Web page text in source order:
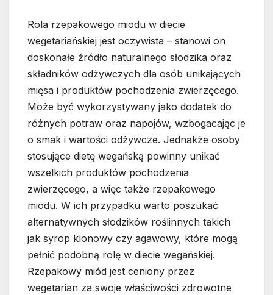
Rola rzepakowego miodu w diecie
wegetariańskiej jest oczywista – stanowi on
doskonałe źródło naturalnego słodzika oraz
składników odżywczych dla osób unikających
mięsa i produktów pochodzenia zwierzęcego.
Może być wykorzystywany jako dodatek do
różnych potraw oraz napojów, wzbogacając je
o smak i wartości odżywcze. Jednakże osoby
stosujące dietę wegańską powinny unikać
wszelkich produktów pochodzenia
zwierzęcego, a więc także rzepakowego
miodu. W ich przypadku warto poszukać
alternatywnych słodzików roślinnych takich
jak syrop klonowy czy agawowy, które mogą
pełnić podobną rolę w diecie wegańskiej.
Rzepakowy miód jest ceniony przez
wegetarian za swoje właściwości zdrowotne